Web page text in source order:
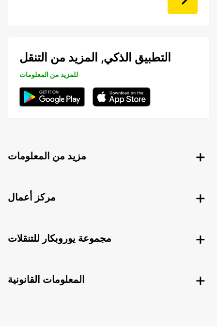
التطبيق الذكي, المزيد من التنقل
للمزيد من المعلومات
مزيد من المعلومات
مركز أعمال
مجموعة يوروبكار للتنقلات
المعلومات القانونية